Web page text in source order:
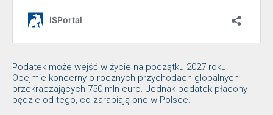
Podatek może wejść w życie na początku 2027 roku.
Obejmie koncerny o rocznych przychodach globalnych
przekraczających 750 mln euro. Jednak podatek płacony
będzie od tego, co zarabiają one w Polsce.